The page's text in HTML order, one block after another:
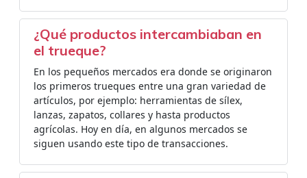
¿Qué productos intercambiaban en
el trueque?
En los pequeños mercados era donde se originaron
los primeros trueques entre una gran variedad de
artículos, por ejemplo: herramientas de sílex,
lanzas, zapatos, collares y hasta productos
agrícolas. Hoy en día, en algunos mercados se
siguen usando este tipo de transacciones.